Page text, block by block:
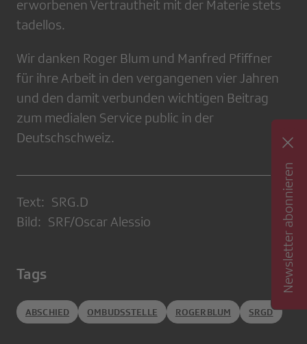
erworbenen Vertrautheit mit der Materie stets
tadellos.
Wir danken Roger Blum und Manfred Pfiffner
für ihre Arbeit in den vergangenen vier Jahren
und den damit verbunden wichtigen Beitrag
zum medialen Service public in der
Deutschschweiz.
Text: SRG.D
Bild: SRF/Oscar Alessio
Tags
ABSCHIED OMBUDSSTELLE ROGERBLUM SRGD
Newsletter abonnieren